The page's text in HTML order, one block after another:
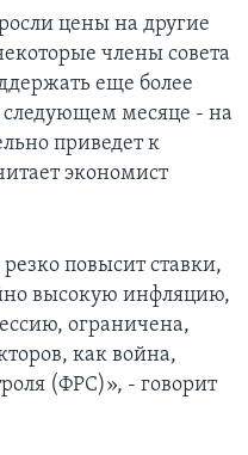
цены на другие
члены совета
еще более
месяце - на
приведет к
экономист
повысит ставки,
высокую инфляцию,
ограничена,
как война,
(ФРС)», - говорит